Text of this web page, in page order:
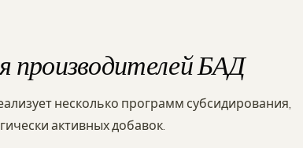
производителей БАД
несколько программ субсидирования,
активных добавок.